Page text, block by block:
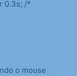
0.3s; /*
o mouse